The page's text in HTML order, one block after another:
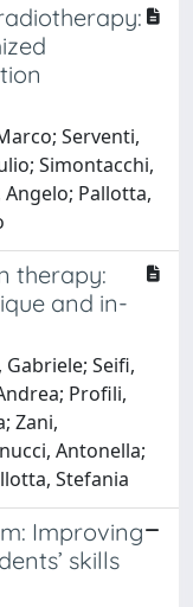
Serventi,
Simontacchi,
Angelo; Pallotta,
therapy:
and in-
Seifi,
Profili,
Zani,
Antonella;
Stefania
Improving
skills